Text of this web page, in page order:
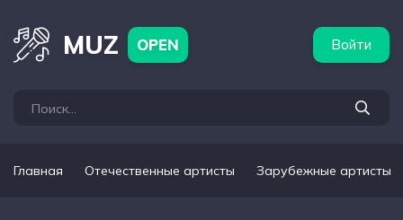
MUZ OPEN Войти
Главная Отечественные артисты Зарубежные артисты
артисты Популярные подборки